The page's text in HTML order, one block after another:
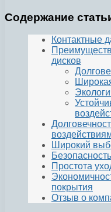
Содержание
Контактные
дисков
Широкий
Простота
покрытия
Отзыв о